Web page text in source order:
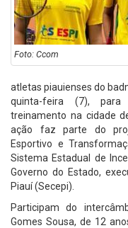
Foto: Ccom
atletas piauienses do
quinta-feira (7), para
treinamento na cidade
ação faz parte do
Esportivo e
Sistema Estadual de
Governo do Estado,
Piauí (Secepi).
Participam do
Gomes Sousa, de 12